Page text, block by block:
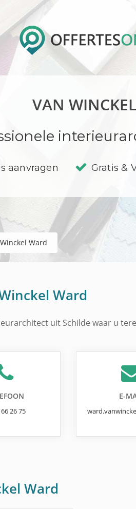
VAN
aanvragen Gratis &
Ward
Ward
uit Schilde waar u
26 75
E-
Ward